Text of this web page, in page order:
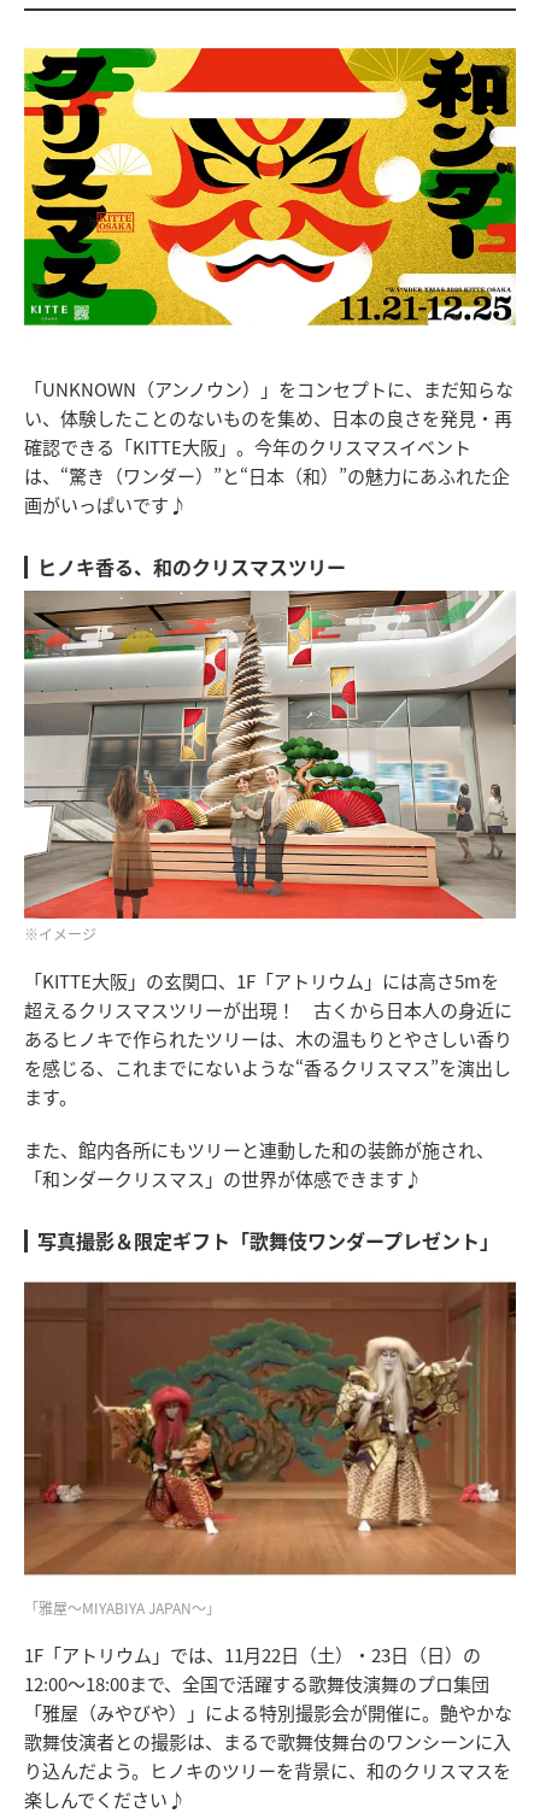
「UNKNOWN（アンノウン）」をコンセプトに、まだ知らな
い、体験したことのないものを集め、日本の良さを発見・再
確認できる「KITTE大阪」。今年のクリスマスイベント
は、“驚き（ワンダー）”と“日本（和）”の魅力にあふれた企
画がいっぱいです♪
ヒノキ香る、和のクリスマスツリー
※イメージ
「KITTE大阪」の玄関口、1F「アトリウム」には高さ5mを
超えるクリスマスツリーが出現！ 古くから日本人の身近に
あるヒノキで作られたツリーは、木の温もりとやさしい香り
を感じる、これまでにないような“香るクリスマス”を演出し
ます。
また、館内各所にもツリーと連動した和の装飾が施され、
「和ンダークリスマス」の世界が体感できます♪
写真撮影＆限定ギフト「歌舞伎ワンダープレゼント」
「雅屋～MIYABIYA JAPAN～」
1F「アトリウム」では、11月22日（土）・23日（日）の
12:00～18:00まで、全国で活躍する歌舞伎演舞のプロ集団
「雅屋（みやびや）」による特別撮影会が開催に。艶やかな
歌舞伎演者との撮影は、まるで歌舞伎舞台のワンシーンに入
り込んだよう。ヒノキのツリーを背景に、和のクリスマスを
楽しんでください♪